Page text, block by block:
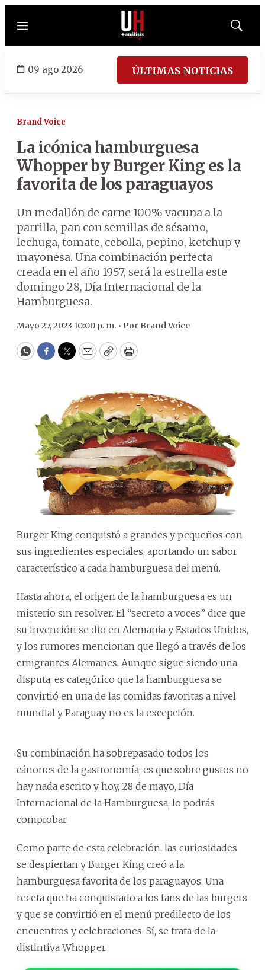
Menú
Mostrar
09 ago 2026 ÚLTIMAS NOTICIAS
Brand Voice
La icónica hamburguesa
Whopper by Burger King es la
favorita de los paraguayos
Un medallón de carne 100% vacuna a la
parrilla, pan con semillas de sésamo,
lechuga, tomate, cebolla, pepino, ketchup y
mayonesa. Una combinación perfecta
creada en el año 1957, será la estrella este
domingo 28, Día Internacional de la
Hamburguesa.
Mayo 27, 2023 10:00 p. m. • PorBrand Voice
WhatsApp
Facebook
Twitter
EmailCopyPrint
Burger King conquistó a grandes y pequeños con
sus ingredientes especiales, aportando un sabor
característico a cada hamburguesa del menú.
Hasta ahora, el origen de la hamburguesa es un
misterio sin resolver. El “secreto a voces” dice que
su invención se dio en Alemania y Estados Unidos,
y los rumores mencionan que llegó a través de los
emigrantes Alemanes. Aunque sigue siendo una
disputa, es categórico que la hamburguesa se
convirtió en una de las comidas favoritas a nivel
mundial y Paraguay no es la excepción.
Su combinación ha sobrepasado todos los
cánones de la gastronomía; es que sobre gustos no
hay nada escrito y hoy, 28 de mayo, Día
Internacional de la Hamburguesa, lo podrás
comprobar.
Como parte de esta celebración, las curiosidades
se despiertan y Burger King creó a la
hamburguesa favorita de los paraguayos. Una
receta que ha conquistado a los fans de las burgers
y que se convirtió en el menú predilecto de los
encuentros y celebraciones. Sí, se trata de la
distintiva Whopper.